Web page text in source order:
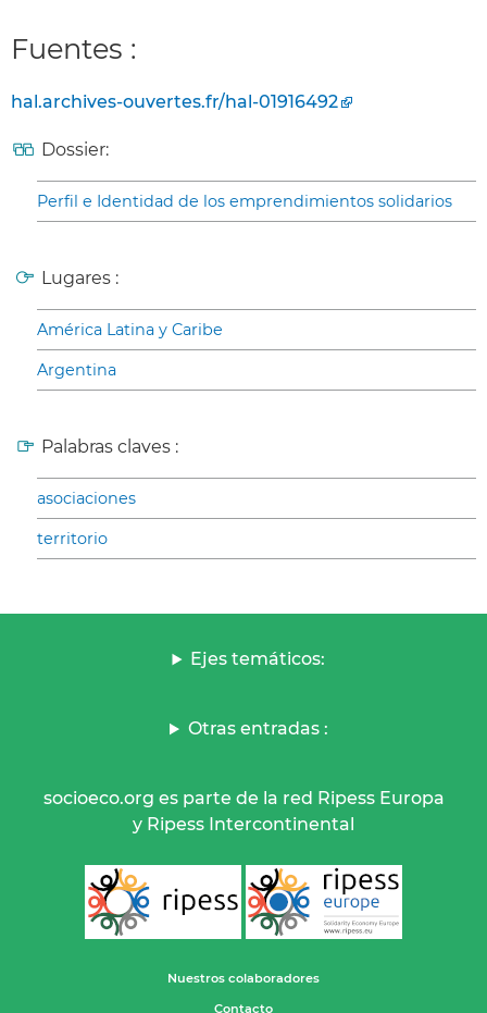
Fuentes :
hal.archives-ouvertes.fr/hal-01916492
Dossier:
Perfil e Identidad de los emprendimientos solidarios
Lugares :
América Latina y Caribe
Argentina
Palabras claves :
asociaciones
territorio
Ejes temáticos:
Otras entradas :
socioeco.org es parte de la red Ripess Europa
y Ripess Intercontinental
Nuestros colaboradores
Contacto